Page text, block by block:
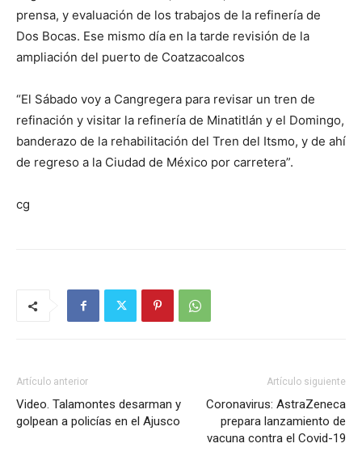
prensa, y evaluación de los trabajos de la refinería de
Dos Bocas. Ese mismo día en la tarde revisión de la
ampliación del puerto de Coatzacoalcos
“El Sábado voy a Cangregera para revisar un tren de
refinación y visitar la refinería de Minatitlán y el Domingo,
banderazo de la rehabilitación del Tren del Itsmo, y de ahí
de regreso a la Ciudad de México por carretera”.
cg
Artículo anterior
Video. Talamontes desarman y
golpean a policías en el Ajusco
Artículo siguiente
Coronavirus: AstraZeneca
prepara lanzamiento de
vacuna contra el Covid-19